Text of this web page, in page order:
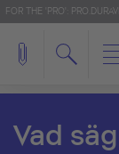
FOR THE 'PRO':
Vad